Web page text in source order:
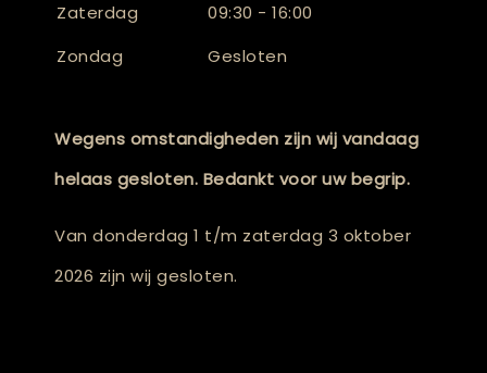
Zaterdag
09:30 - 16:00
Zondag
Gesloten
Wegens omstandigheden zijn wij vandaag
helaas gesloten. Bedankt voor uw begrip.
Van donderdag 1 t/m zaterdag 3 oktober
2026 zijn wij gesloten.